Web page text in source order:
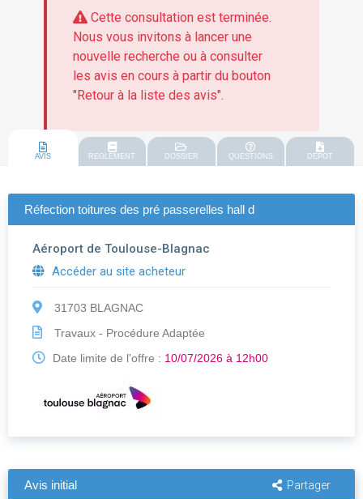
Cette consultation est terminée.
Nous vous invitons à lancer une
nouvelle recherche ou à consulter
les avis en cours à partir du bouton
"Retour à la liste des avis".
AVIS REGLEMENT DOSSIER QUESTIONS DEPOT
Réfection toitures des pré passerelles hall d
Aéroport de Toulouse-Blagnac
Accéder au site acheteur
31703 BLAGNAC
Travaux - Procédure Adaptée
Date limite de l'offre : 10/07/2026 à 12h00
Avis initial Partager